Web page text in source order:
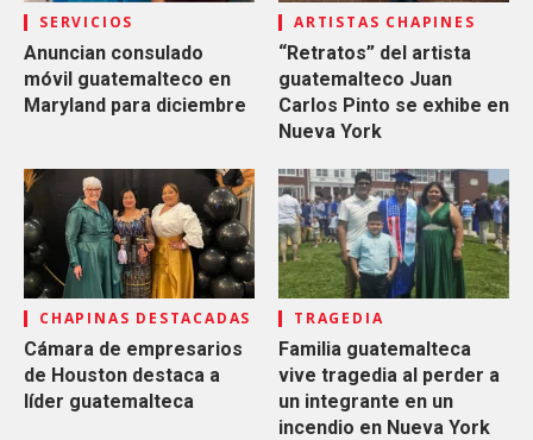
SERVICIOS
Anuncian consulado
móvil guatemalteco en
Maryland para diciembre
ARTISTAS CHAPINES
“Retratos” del artista
guatemalteco Juan
Carlos Pinto se exhibe en
Nueva York
CHAPINAS DESTACADAS
Cámara de empresarios
de Houston destaca a
líder guatemalteca
TRAGEDIA
Familia guatemalteca
vive tragedia al perder a
un integrante en un
incendio en Nueva York